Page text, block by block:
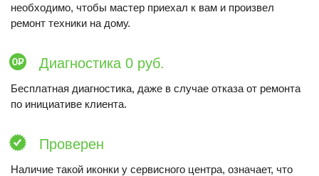
необходимо, чтобы мастер приехал к вам и произвел
ремонт техники на дому.
Диагностика 0 руб.
Бесплатная диагностика, даже в случае отказа от ремонта
по инициативе клиента.
Проверен
Наличие такой иконки у сервисного центра, означает, что